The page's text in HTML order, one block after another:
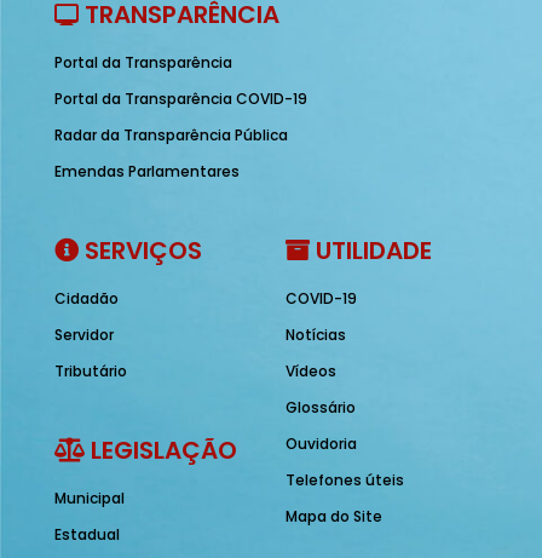
TRANSPARÊNCIA
Portal da Transparência
Portal da Transparência COVID-19
Radar da Transparência Pública
Emendas Parlamentares
SERVIÇOS
Cidadão
Servidor
Tributário
LEGISLAÇÃO
Municipal
Estadual
UTILIDADE
COVID-19
Notícias
Vídeos
Glossário
Ouvidoria
Telefones úteis
Mapa do Site